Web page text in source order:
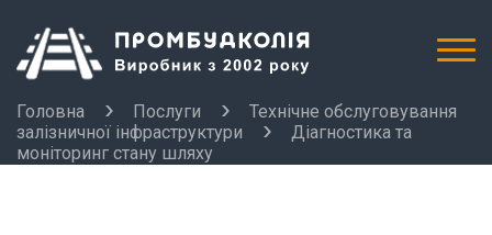
Головна Послуги
Технічне обслуговування
залізничної інфраструктури
Діагностика та
моніторинг стану шляху